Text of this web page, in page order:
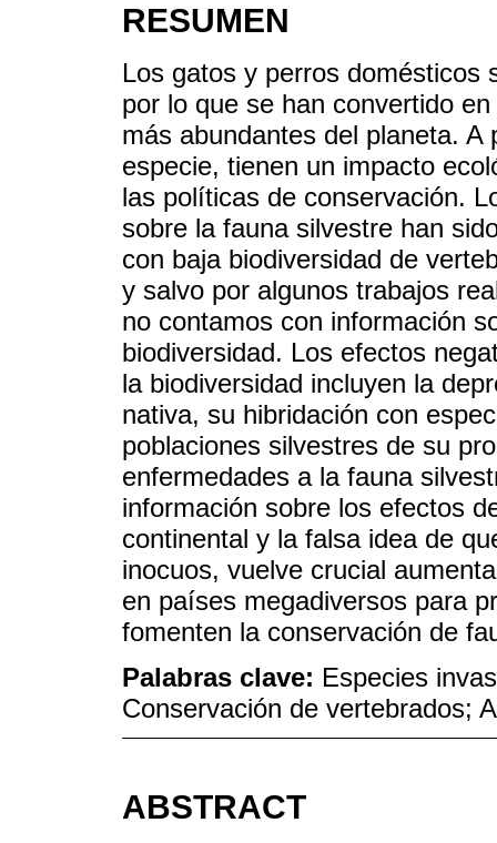
RESUMEN
Los gatos y perros domésticos
por lo que se han convertido
más abundantes del planeta.
especie, tienen un impacto
las políticas de conservación.
sobre la fauna silvestre han
con baja biodiversidad de
y salvo por algunos trabajos
no contamos con información
biodiversidad. Los efectos
la biodiversidad incluyen la
nativa, su hibridación con
poblaciones silvestres de su
enfermedades a la fauna
información sobre los efectos
continental y la falsa idea de
inocuos, vuelve crucial
en países megadiversos para
fomenten la conservación de
Palabras clave: Especies
Conservación de vertebrados;
ABSTRACT